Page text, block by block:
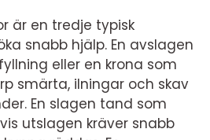
är en tredje typisk
snabb hjälp. En avslagen
eller en krona som
smärta, ilningar och skav
En slagen tand som
utslagen kräver snabb